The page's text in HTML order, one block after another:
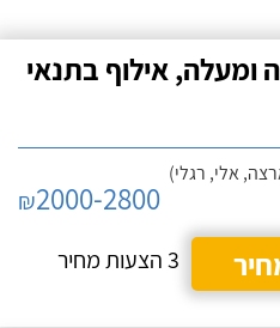
ומעלה, אילוף בתנאי
אלי, רגלי)
₪2000-2800
3 הצעות מחיר